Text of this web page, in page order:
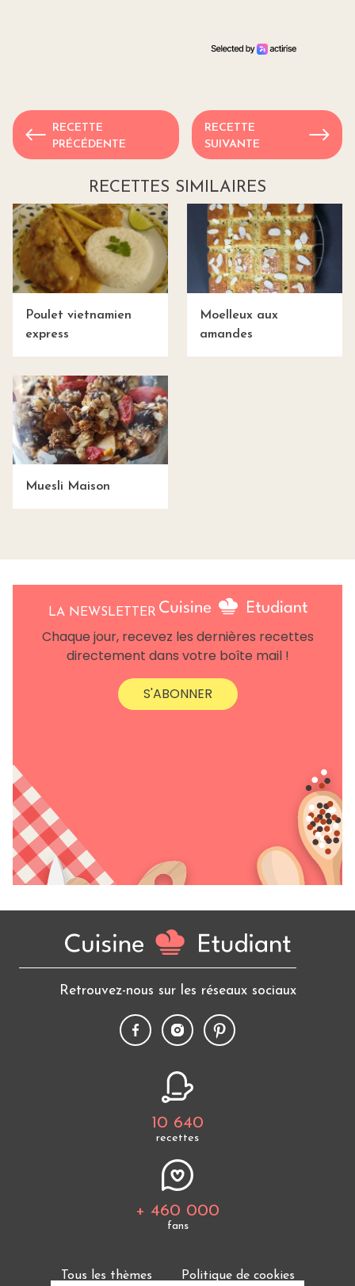
RECETTE
PRÉCÉDENTE
RECETTE
SUIVANTE
RECETTES SIMILAIRES
Poulet vietnamien
express
Moelleux aux
amandes
Muesli Maison
LA NEWSLETTER
Chaque jour, recevez les dernières recettes
directement dans votre boîte mail !
S'ABONNER
Retrouvez-nous sur les réseaux sociaux
10 640
recettes
+ 460 000
fans
Tous les thèmes Politique de cookies